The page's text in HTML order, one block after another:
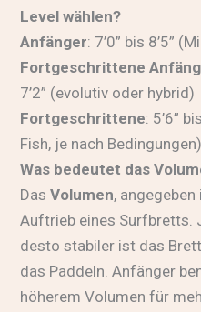
Level wählen?
Anfänger: 7’0” bis 8’5”
Fortgeschrittene
7’2” (evolutiv oder hybrid)
Fortgeschrittene: 5’6”
Fish, je nach Bedingungen)
Was bedeutet das
DasVolumen,
Auftrieb eines Surfbretts.
desto stabiler ist das
das Paddeln. Anfänger
höherem Volumen für